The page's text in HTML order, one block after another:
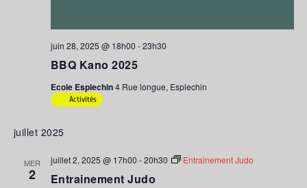
BBQ Kano 2025
juin 28, 2025 @ 18h00 -23h30
Ecole Esplechin4 Rue longue, Esplechin
Activités
juillet 2025
MER
2 Entrainement Judo
juillet 2, 2025 @ 17h00 -20h30 Entrainement Judo